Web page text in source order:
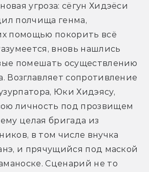
угроза: сёгун Хидэёси
полчища генма,
помощью покорить всё
вновь нашлись
помешать осуществлению
Возглавляет сопротивление
Юки Хидэясу,
личность под прозвищем
целая бригада из
в том числе внучка
и прячущийся под маской
Сценарий не то